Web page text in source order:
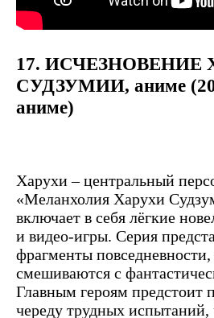
17. ИСЧЕЗНОВЕНИЕ
СУДЗУМИИ, аниме
аниме)
Харухи – центральный
«Меланхолия Харухи
включает в себя лёгкие
и видео-игры. Серия
фрагменты
смешиваются с
Главным героям предстоит
череду трудных испытаний,